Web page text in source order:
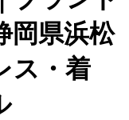
岡県浜松
ス・着